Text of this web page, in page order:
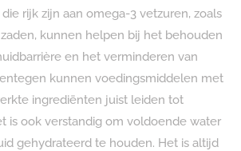
rijk zijn aan omega-3 vetzuren, zoals
kunnen helpen bij het behouden
en het verminderen van
kunnen voedingsmiddelen met
ingrediënten juist leiden tot
is ook verstandig om voldoende water
gehydrateerd te houden. Het is altijd